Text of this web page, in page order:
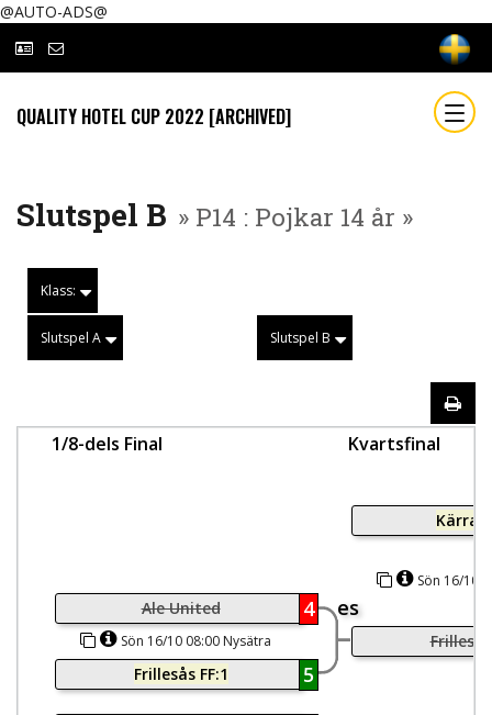
@AUTO-ADS@
QUALITY HOTEL CUP 2022 [ARCHIVED]
Slutspel B » P14 : Pojkar 14 år »
Klass:
Slutspel A Slutspel B
1/8-dels Final Kvartsfinal
Ale United 4 es
Sön 16/10 08:00 Nysätra
Frillesås FF:1 5
Kärra
Sön 16/10
Frillesås